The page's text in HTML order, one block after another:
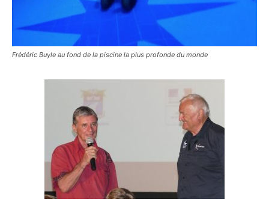
Frédéric Buyle au fond de la piscine la plus profonde du monde